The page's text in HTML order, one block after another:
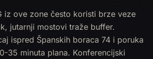
iz ove zone često koristi brze veze
jutarnji mostovi traže buffer.
ispred Španskih boraca 74 i poruka
35 minuta plana. Konferencijski